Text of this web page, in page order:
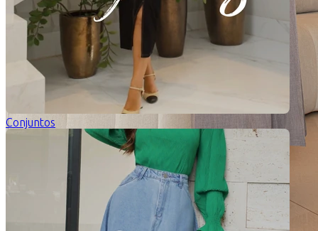
Conjuntos